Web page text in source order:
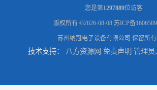
全自动电子防潮柜厂家优惠定制 全自动防潮柜设备供应
您是第1297889位访客
版权所有 ©2026-08-08 苏ICP备
苏州纳冠电子设备有限公司 保留所有
技术支持： 八方资源网 免责声明 管理员